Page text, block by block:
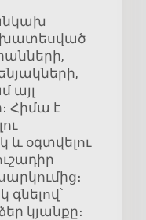
այլ
Հիմա է
և օգտվելու
գնելով՝
կյանքը։